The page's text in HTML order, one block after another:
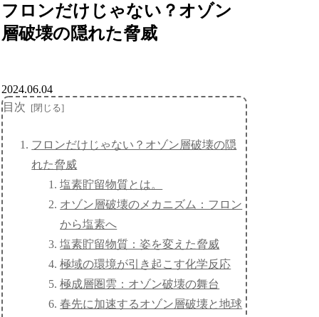
フロンだけじゃない？オゾン
層破壊の隠れた脅威
2024.06.04
目次
フロンだけじゃない？オゾン層破壊の隠
れた脅威
塩素貯留物質とは。
オゾン層破壊のメカニズム：フロン
から塩素へ
塩素貯留物質：姿を変えた脅威
極域の環境が引き起こす化学反応
極成層圏雲：オゾン破壊の舞台
春先に加速するオゾン層破壊と地球